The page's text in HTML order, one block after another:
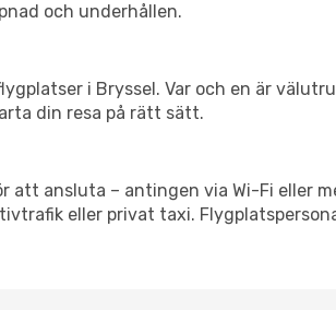
och underhållen.
i Bryssel. Var och en är
din resa på rätt sätt.
att ansluta – antingen via Wi-Fi eller
eller privat taxi.